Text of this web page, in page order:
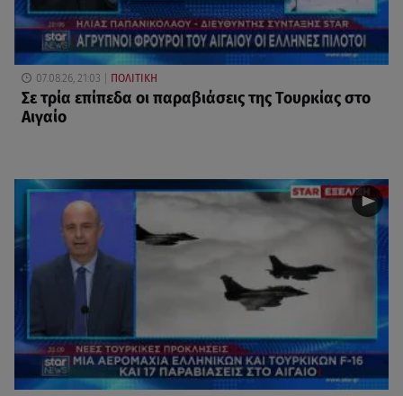
07.08.26, 21:03 ΠΟΛΙΤΙΚΗ
Σε τρία επίπεδα οι παραβιάσεις της Τουρκίας στο
Αιγαίο